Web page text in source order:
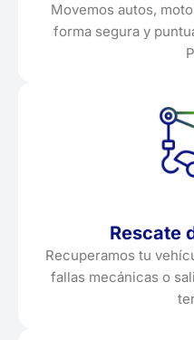
Movemos autos,
forma segura y
Rescate
Recuperamos tu
fallas mecánicas o